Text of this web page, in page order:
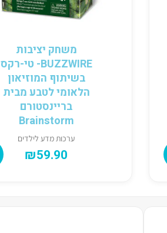
משחק יציבות
BUZZWIRE- טי-רקס
בשיתוף המוזיאון
הלאומי לטבע מבית
בריינסטורם
Brainstorm
ערכות מדע לילדים
₪59.90